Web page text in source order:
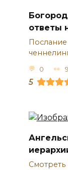
ответы
0
5
Смотреть